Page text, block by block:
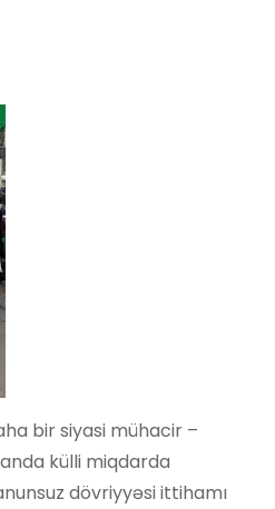
bir siyasi mühacir –
külli miqdarda
dövriyyəsi ittihamı